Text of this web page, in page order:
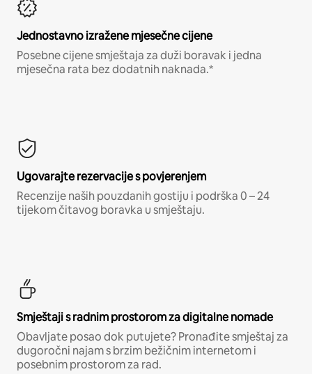
Jednostavno izražene mjesečne cijene
Posebne cijene smještaja za duži boravak i jedna
mjesečna rata bez dodatnih naknada.*
Ugovarajte rezervacije s povjerenjem
Recenzije naših pouzdanih gostiju i podrška 0 – 24
tijekom čitavog boravka u smještaju.
Smještaji s radnim prostorom za digitalne nomade
Obavljate posao dok putujete? Pronađite smještaj za
dugoročni najam s brzim bežičnim internetom i
posebnim prostorom za rad.